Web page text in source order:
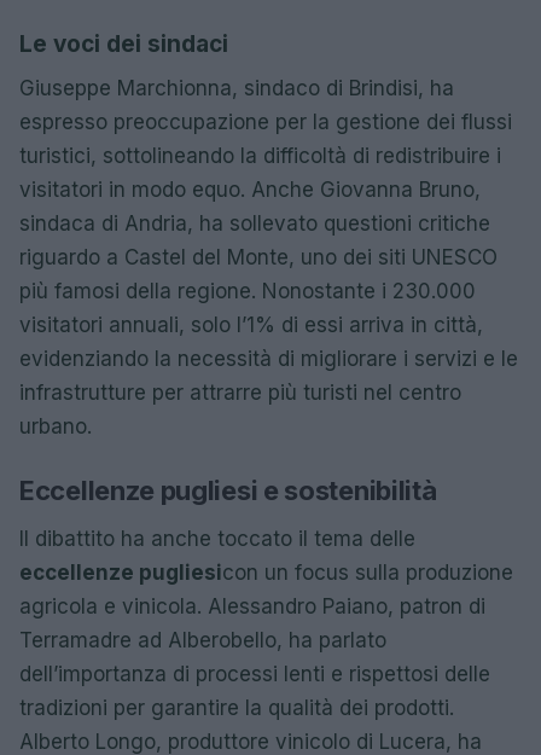
Le voci dei sindaci
Giuseppe Marchionna, sindaco di Brindisi, ha
espresso preoccupazione per la gestione dei flussi
turistici, sottolineando la difficoltà di redistribuire i
visitatori in modo equo. Anche Giovanna Bruno,
sindaca di Andria, ha sollevato questioni critiche
riguardo a Castel del Monte, uno dei siti UNESCO
più famosi della regione. Nonostante i 230.000
visitatori annuali, solo l’1% di essi arriva in città,
evidenziando la necessità di migliorare i servizi e le
infrastrutture per attrarre più turisti nel centro
urbano.
Eccellenze pugliesi e sostenibilità
Il dibattito ha anche toccato il tema delle
eccellenze pugliesicon un focus sulla produzione
agricola e vinicola. Alessandro Paiano, patron di
Terramadre ad Alberobello, ha parlato
dell’importanza di processi lenti e rispettosi delle
tradizioni per garantire la qualità dei prodotti.
Alberto Longo, produttore vinicolo di Lucera, ha